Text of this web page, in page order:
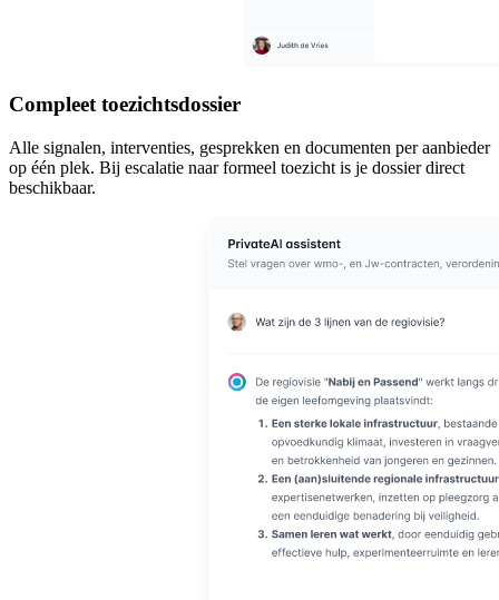
Compleet toezichtsdossier
Alle signalen, interventies, gesprekken en documenten per aanbieder
op één plek. Bij escalatie naar formeel toezicht is je dossier direct
beschikbaar.